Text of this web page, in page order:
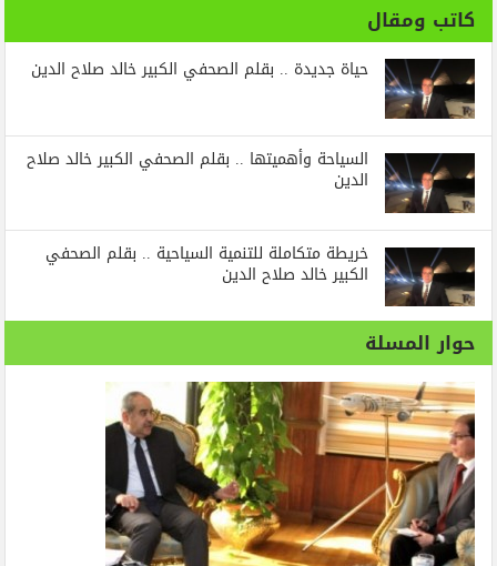
كاتب ومقال
حياة جديدة .. بقلم الصحفي الكبير خالد صلاح الدين
السياحة وأهميتها .. بقلم الصحفي الكبير خالد صلاح
الدين
خريطة متكاملة للتنمية السياحية .. بقلم الصحفي
الكبير خالد صلاح الدين
حوار المسلة